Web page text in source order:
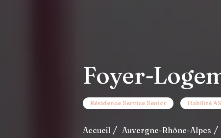
Foyer-
Résidence Service Senior Habilité
Accueil Auvergne-Rhône-Alpes